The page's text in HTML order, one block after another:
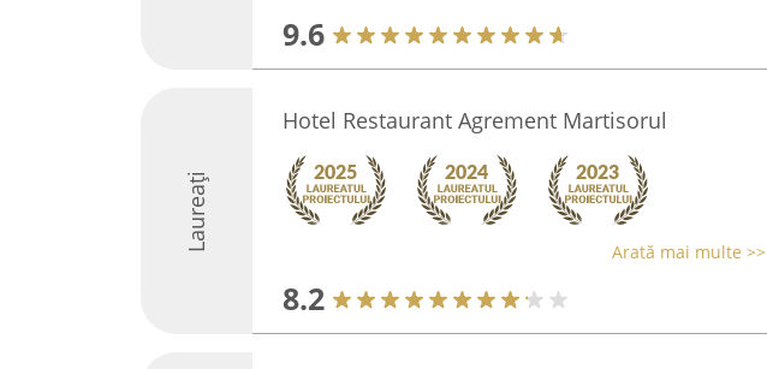
9.6
Laureați
Hotel Restaurant Agrement Martisorul
Arată mai multe >>
8.2